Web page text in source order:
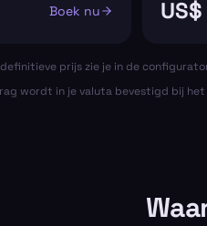
Boek nu
prijs zie je in de
wordt in je valuta bevestigd bij het